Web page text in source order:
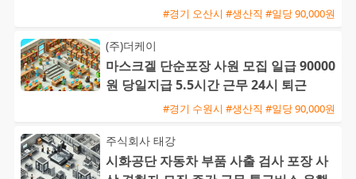
#경기 오산시 #생산직 #일당 90,000원
(주)더케이
마스크겔 단순포장 사원 모집 일급 90000
원 당일지급 5.5시간 근무 24시 퇴근
#경기 수원시 #생산직 #일당 90,000원
주식회사 태강
시화공단 자동차 부품 사출 검사 포장 사